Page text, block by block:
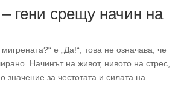
гени срещу начин на
е „Да!“, това не означава, че
Начинът на живот, нивото на стрес,
за честотата и силата на